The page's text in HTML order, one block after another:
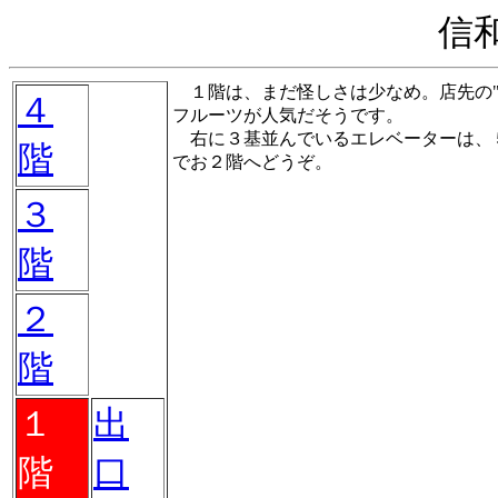
信
４
階
３
階
２
階
１
階
出
口
１階は、まだ怪しさは少なめ。店先
フルーツが人気だそうです。
右に３基並んでいるエレベーターは、
でお２階へどうぞ。